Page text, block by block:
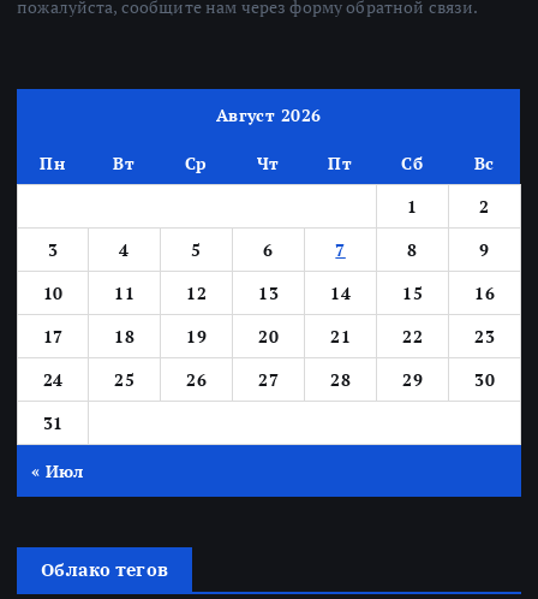
пожалуйста, сообщите нам через форму обратной связи.
Август 2026
Пн Вт Ср Чт Пт Сб
Вс
1
2
3
4 5 6 7 8
9
10
11 12 13 14 15
16
17
18 19 20 21 22
23
24
25 26 27 28 29
30
31
« Июл
Облако тегов